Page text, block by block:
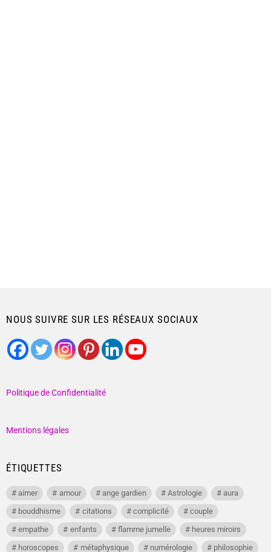
NOUS SUIVRE SUR LES RÉSEAUX SOCIAUX
Politique de Confidentialité
Mentions légales
ÉTIQUETTES
aimer amour ange gardien Astrologie
aura
bouddhisme
citations complicité
couple
empathe
enfants flamme jumelle
heures miroirs
horoscopes
métaphysique numérologie philosophie